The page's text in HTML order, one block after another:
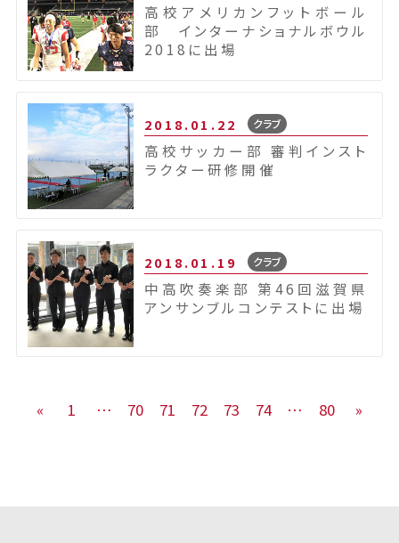
高校アメリカンフットボール
部 インターナショナルボウル
2018に出場
2018.01.22 クラブ
高校サッカー部 審判インスト
ラクター研修開催
2018.01.19 クラブ
中高吹奏楽部 第46回滋賀県
アンサンブルコンテストに出場
« 1 … 70 71 72 73 74 … 80 »